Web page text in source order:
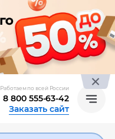
Работаем по всей России
8 800 555-63-42
Заказать сайт